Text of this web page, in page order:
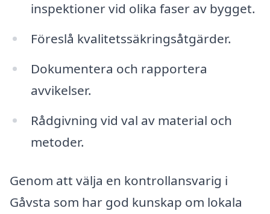
inspektioner vid olika faser av bygget.
Föreslå kvalitetssäkringsåtgärder.
Dokumentera och rapportera
avvikelser.
Rådgivning vid val av material och
metoder.
Genom att välja en kontrollansvarig i
Gåvsta som har god kunskap om lokala